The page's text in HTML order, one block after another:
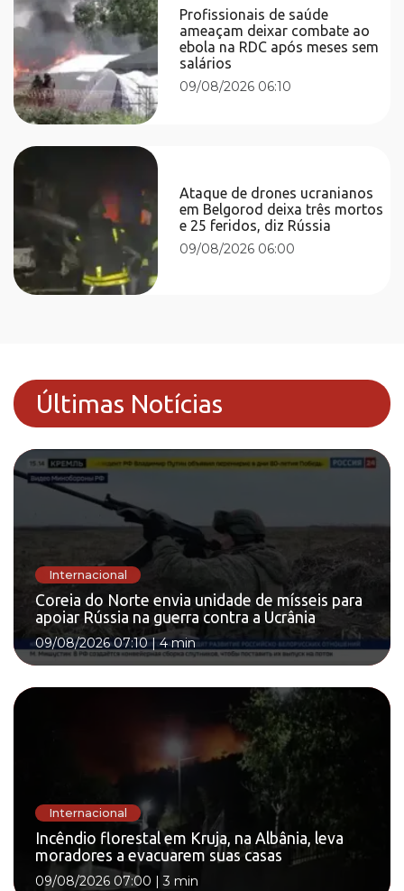
Profissionais de saúde
ameaçam deixar combate ao
ebola na RDC após meses sem
salários
09/08/2026 06:10
Ataque de drones ucranianos
em Belgorod deixa três mortos
e 25 feridos, diz Rússia
09/08/2026 06:00
Últimas Notícias
Internacional
Coreia do Norte envia unidade de mísseis para
apoiar Rússia na guerra contra a Ucrânia
09/08/2026 07:10|4 min
Internacional
Incêndio florestal em Kruja, na Albânia, leva
moradores a evacuarem suas casas
09/08/2026 07:00 |3 min